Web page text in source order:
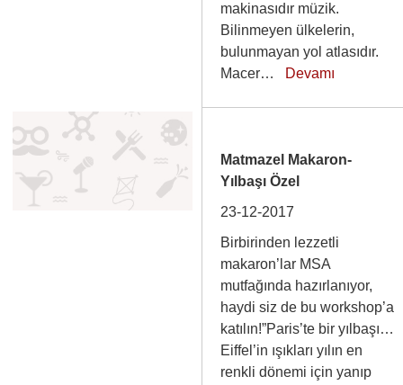
makinasıdır müzik.
Bilinmeyen ülkelerin,
bulunmayan yol atlasıdır.
Macer… Devamı
Matmazel Makaron-
Yılbaşı Özel
23-12-2017
Birbirinden lezzetli
makaron’lar MSA
mutfağında hazırlanıyor,
haydi siz de bu workshop’a
katılın!”Paris’te bir yılbaşı…
Eiffel’in ışıkları yılın en
renkli dönemi için yanıp